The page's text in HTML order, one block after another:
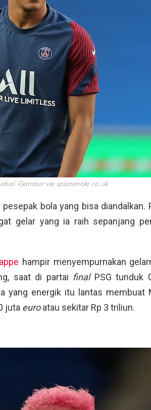
Gambar via sportsmole.co.uk
bola yang bisa diandalkan.
gelar yang ia raih sepanjang
hampir menyempurnakan
saat di partai final PSG tunduk
yang energik itu lantas membuat
juta euroatau sekitar Rp 3 triliun.